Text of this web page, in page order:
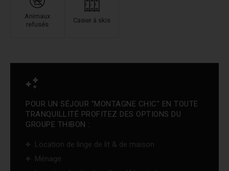
Animaux
refusés
Casier à skis
POUR UN SÉJOUR "MONTAGNE CHIC" EN TOUTE
TRANQUILLITÉ PROFITEZ DES OPTIONS DU
GROUPE THIBON :
Location de linge de lit & de maison
Ménage